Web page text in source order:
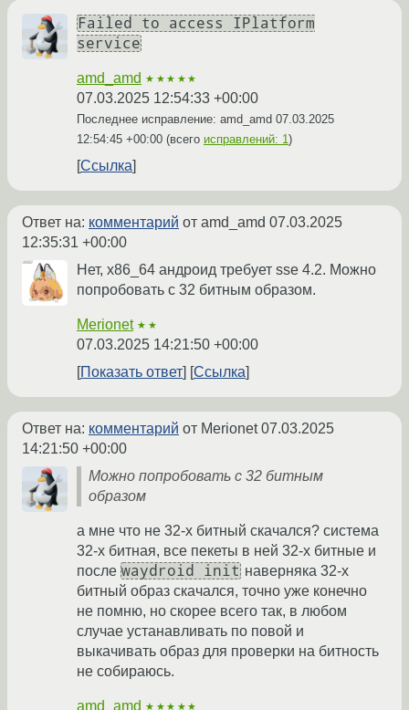
Failed to access IPlatform
service
amd_amd ★★★★★
07.03.2025 12:54:33 +00:00
Последнее исправление: amd_amd 07.03.2025
12:54:45 +00:00 (всего исправлений: 1)
Ссылка
Ответ на: комментарий от amd_amd 07.03.2025
12:35:31 +00:00
Нет, x86_64 андроид требует sse 4.2. Можно
попробовать с 32 битным образом.
Merionet ★★
07.03.2025 14:21:50 +00:00
Показать ответ
Ссылка
Ответ на: комментарий от Merionet07.03.2025
14:21:50 +00:00
Можно попробовать с 32 битным
образом
а мне что не 32-х битный скачался? система
32-х битная, все пекеты в ней 32-х битные и
после waydroid init наверняка 32-х
битный образ скачался, точно уже конечно
не помню, но скорее всего так, в любом
случае устанавливать по повой и
выкачивать образ для проверки на битность
не собираюсь.
amd_amd ★★★★★